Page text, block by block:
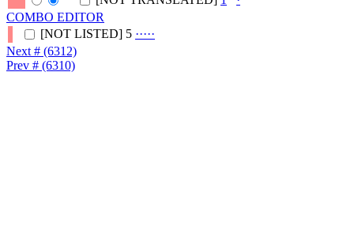
COMBO EDITOR
[NOT LISTED] 5 ·····
Next # (6312)
Prev # (6310)